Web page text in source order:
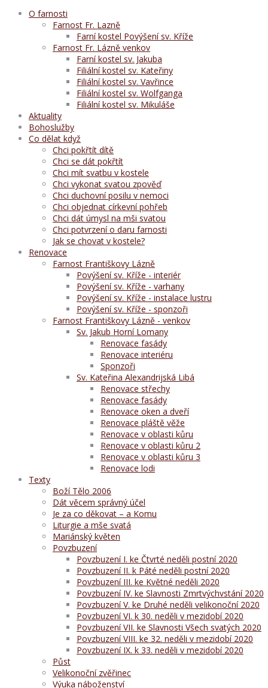
O farnosti
Farnost Fr. Lazně
Farní kostel Povýšení sv. Kříže
Farnost Fr. Lázně venkov
Farní kostel sv. Jakuba
Filiální kostel sv. Kateřiny
Filiální kostel sv. Vavřince
Filiální kostel sv. Wolfganga
Filiální kostel sv. Mikuláše
Aktuality
Bohoslužby
Co dělat když
Chci pokřtít dítě
Chci se dát pokřtít
Chci mít svatbu v kostele
Chci vykonat svatou zpověď
Chci duchovní posilu v nemoci
Chci objednat církevní pohřeb
Chci dát úmysl na mši svatou
Chci potvrzení o daru farnosti
Jak se chovat v kostele?
Renovace
Farnost Františkovy Lázně
Povýšení sv. Kříže - interiér
Povýšení sv. Kříže - varhany
Povýšení sv. Kříže - instalace lustru
Povýšení sv. Kříže - sponzoři
Farnost Františkovy Lázně - venkov
Sv. Jakub Horní Lomany
Renovace fasády
Renovace interiéru
Sponzoři
Sv. Kateřina Alexandrijská Libá
Renovace střechy
Renovace fasády
Renovace oken a dveří
Renovace pláště věže
Renovace v oblasti kůru
Renovace v oblasti kůru 2
Renovace v oblasti kůru 3
Renovace lodi
Texty
Boží Tělo 2006
Dát věcem správný účel
Je za co děkovat – a Komu
Liturgie a mše svatá
Mariánský květen
Povzbuzení
Povzbuzení I. ke Čtvrté neděli postní 2020
Povzbuzení II. k Páté neděli postní 2020
Povzbuzení III. ke Květné neděli 2020
Povzbuzení IV. ke Slavnosti Zmrtvýchvstání 2020
Povzbuzení V. ke Druhé neděli velikonoční 2020
Povzbuzení VI. k 30. neděli v mezidobí 2020
Povzbuzení VII. ke Slavnosti Všech svatých 2020
Povzbuzení VIII. ke 32. neděli v mezidobí 2020
Povzbuzení IX. k 33. neděli v mezidobí 2020
Půst
Velikonoční zvěřinec
Výuka náboženství